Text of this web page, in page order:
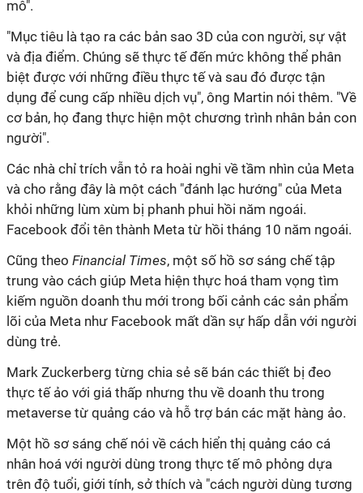
mô".
"Mục tiêu là tạo ra các bản sao 3D của con người, sự vật
và địa điểm. Chúng sẽ thực tế đến mức không thể phân
biệt được với những điều thực tế và sau đó được tận
dụng để cung cấp nhiều dịch vụ", ông Martin nói thêm. "Về
cơ bản, họ đang thực hiện một chương trình nhân bản con
người".
Các nhà chỉ trích vẫn tỏ ra hoài nghi về tầm nhìn của Meta
và cho rằng đây là một cách "đánh lạc hướng" của Meta
khỏi những lùm xùm bị phanh phui hồi năm ngoái.
Facebook đổi tên thành Meta từ hồi tháng 10 năm ngoái.
Cũng theo Financial Times, một số hồ sơ sáng chế tập
trung vào cách giúp Meta hiện thực hoá tham vọng tìm
kiếm nguồn doanh thu mới trong bối cảnh các sản phẩm
lõi của Meta như Facebook mất dần sự hấp dẫn với người
dùng trẻ.
Mark Zuckerberg từng chia sẻ sẽ bán các thiết bị đeo
thực tế ảo với giá thấp nhưng thu về doanh thu trong
metaverse từ quảng cáo và hỗ trợ bán các mặt hàng ảo.
Một hồ sơ sáng chế nói về cách hiển thị quảng cáo cá
nhân hoá với người dùng trong thực tế mô phỏng dựa
trên độ tuổi, giới tính, sở thích và "cách người dùng tương